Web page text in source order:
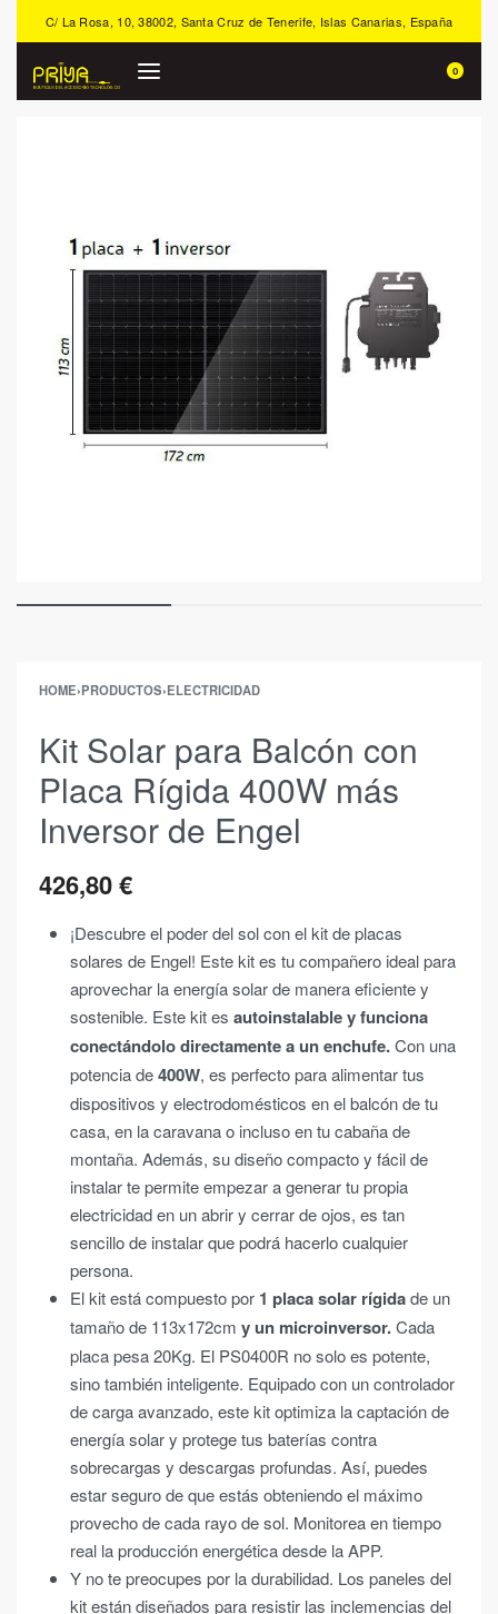
C/ La Rosa, 10, 38002, Santa Cruz de Tenerife, Islas Canarias, España
0
HOME›PRODUCTOS›ELECTRICIDAD
Kit Solar para Balcón con
Placa Rígida 400W más
Inversor de Engel
426,80€
¡Descubre el poder del sol con el kit de placas
solares de Engel! Este kit es tu compañero ideal para
aprovechar la energía solar de manera eficiente y
sostenible. Este kit esautoinstalable y funciona
conectándolo directamente a un enchufe.Con una
potencia de400W, es perfecto para alimentar tus
dispositivos y electrodomésticos en el balcón de tu
casa, en la caravana o incluso en tu cabaña de
montaña. Además, su diseño compacto y fácil de
instalar te permite empezar a generar tu propia
electricidad en un abrir y cerrar de ojos, es tan
sencillo de instalar que podrá hacerlo cualquier
persona.
El kit está compuesto por 1 placa solar rígidade un
tamaño de 113x172cm y un microinversor.Cada
placa pesa 20Kg. El PS0400R no solo es potente,
sino también inteligente. Equipado con un controlador
de carga avanzado, este kit optimiza la captación de
energía solar y protege tus baterías contra
sobrecargas y descargas profundas. Así, puedes
estar seguro de que estás obteniendo el máximo
provecho de cada rayo de sol. Monitorea en tiempo
real la producción energética desde la APP.
Y no te preocupes por la durabilidad. Los paneles del
kit están diseñados para resistir las inclemencias del